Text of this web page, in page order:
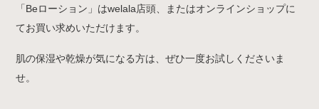
「Beローション」はwelala店頭、またはオンラインショップに
てお買い求めいただけます。
肌の保湿や乾燥が気になる方は、ぜひ一度お試しくださいま
せ。